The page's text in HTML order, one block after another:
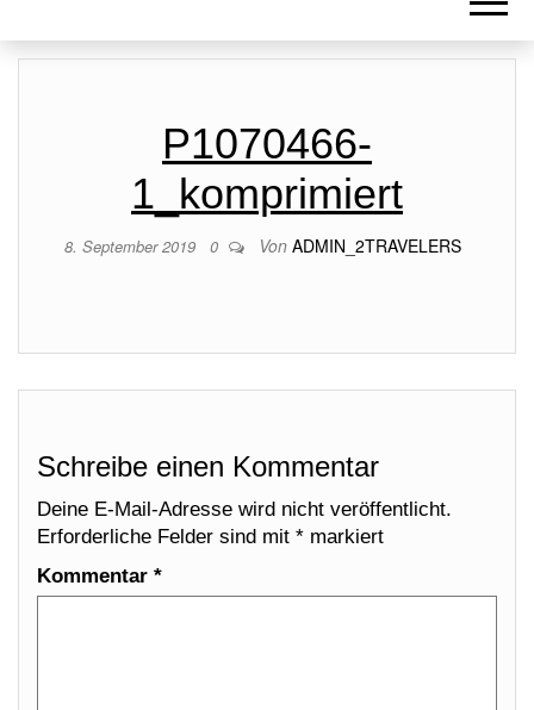
P1070466-
1_komprimiert
8. September 2019 0 Von ADMIN_2TRAVELERS
Schreibe einen Kommentar
Deine E-Mail-Adresse wird nicht veröffentlicht.
Erforderliche Felder sind mit * markiert
Kommentar *